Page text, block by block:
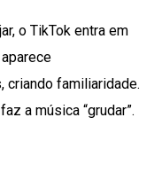
o TikTok entra em
criando familiaridade.
a música “grudar”.